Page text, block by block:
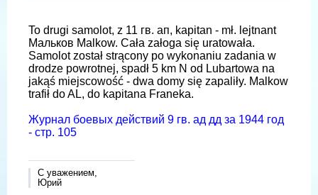
To drugi samolot, z 11 гв. ап, kapitan - mł. lejtnant
Мальков Malkow. Całа załoga się uratowała.
Samolot został strącony po wykonaniu zadania w
drodze powrotnej, spadł 5 km N od Lubartowa na
jakąś miejscowość - dwa domy się zapaliły. Malkow
trafił do AL, do kapitana Franeka.
Журнал боевых действий 9 гв. ад дд за 1944 год
- стр. 105
С уважением,
Юрий